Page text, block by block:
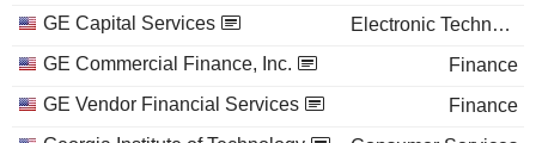
GE Capital Services
Electronic Technology
GE Commercial Finance, Inc.
Finance
GE Vendor Financial Services
Finance